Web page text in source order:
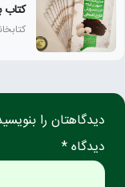
کتاب
دیدگاهتان را
دیدگاه *